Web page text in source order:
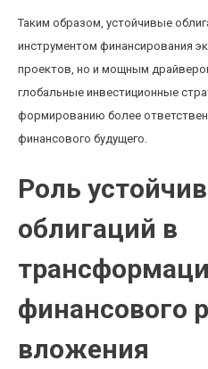
Таким образом, устойчивые
инструментом финансирования
проектов, но и мощным
глобальные инвестиционные
формированию более
финансового будущего.
Роль
облигаций в
финансового
вложения